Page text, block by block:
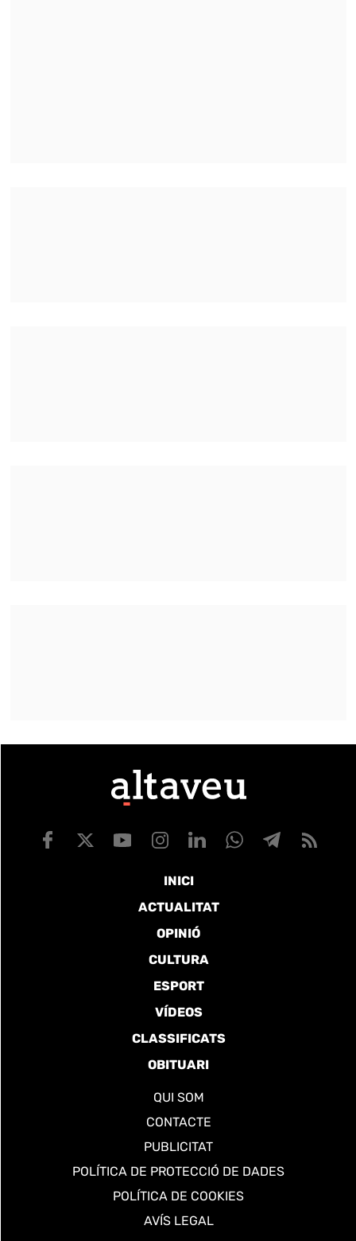
INICI
ACTUALITAT
OPINIÓ
CULTURA
ESPORT
VÍDEOS
CLASSIFICATS
OBITUARI
QUI SOM
CONTACTE
PUBLICITAT
POLÍTICA DE PROTECCIÓ DE DADES
POLÍTICA DE COOKIES
AVÍS LEGAL